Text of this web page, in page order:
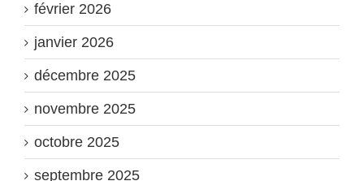
février 2026
janvier 2026
décembre 2025
novembre 2025
octobre 2025
septembre 2025